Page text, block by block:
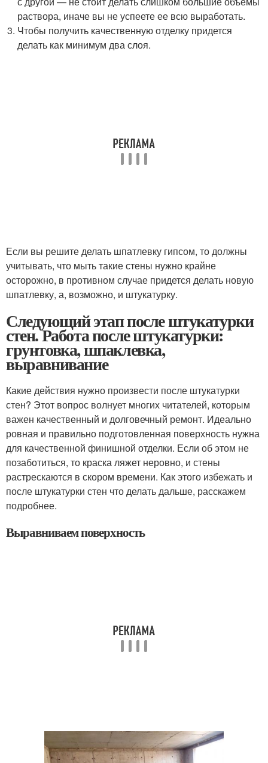
раствора, иначе вы не успеете ее всю выработать.
Чтобы получить качественную отделку придется
делать как минимум два слоя.
Если вы решите делать шпатлевку гипсом, то должны
учитывать, что мыть такие стены нужно крайне
осторожно, в противном случае придется делать новую
шпатлевку, а, возможно, и штукатурку.
Следующий этап после штукатурки
стен. Работа после штукатурки:
грунтовка, шпаклевка,
выравнивание
Какие действия нужно произвести после штукатурки
стен? Этот вопрос волнует многих читателей, которым
важен качественный и долговечный ремонт. Идеально
ровная и правильно подготовленная поверхность нужна
для качественной финишной отделки. Если об этом не
позаботиться, то краска ляжет неровно, и стены
растрескаются в скором времени. Как этого избежать и
после штукатурки стен что делать дальше, расскажем
подробнее.
Выравниваем поверхность